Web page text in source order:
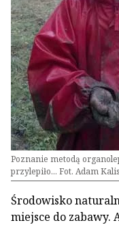
Poznanie metodą
przylepiło... Fot. Adam
Środowisko
miejsce do zabawy.